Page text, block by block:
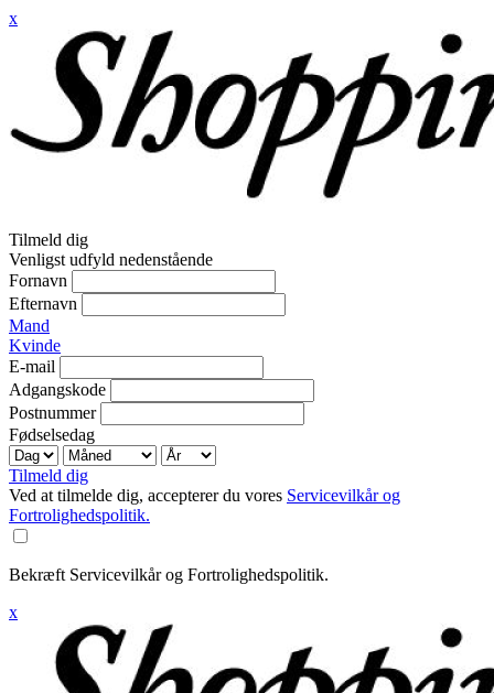
x
Tilmeld dig
Venligst udfyld nedenstående
Fornavn
Efternavn
Mand
Kvinde
E-mail
Adgangskode
Postnummer
Fødselsedag
Tilmeld dig
Ved at tilmelde dig, accepterer du vores Servicevilkår og
Fortrolighedspolitik.
Bekræft Servicevilkår og Fortrolighedspolitik.
x